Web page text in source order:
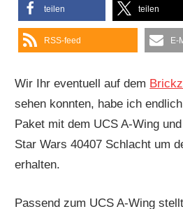
teilen teilen
RSS-feed E-
Wir Ihr eventuell auf dem
sehen konnten, habe ich
Paket mit dem UCS A-Wing
Star Wars 40407 Schlacht um
erhalten.
Passend zum UCS A-Wing